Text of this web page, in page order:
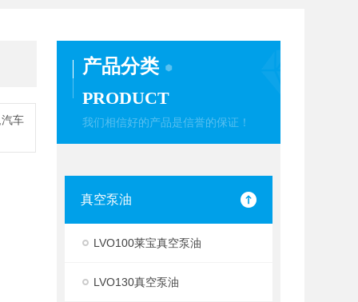
产品分类
PRODUCT
我们相信好的产品是信誉的保证！
真空泵油
LVO100莱宝真空泵油
LVO130真空泵油
车